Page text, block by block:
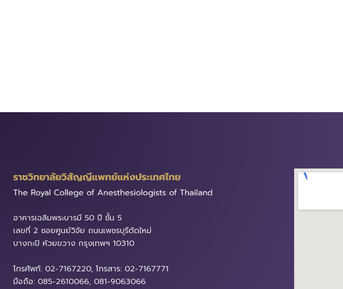
อาคารเฉลิมพระบารมี​ 50 ปี ชั้น 5
เลขที่ 2 ซอยศูนย์วิจัย ถนนเพชรบุรีตัดใหม่
บางกะปิ ห้วยขวาง ​กรุงเทพฯ 10310
โทรศัพท์: 02-7167220, โทรสาร: 02-7167771
มือถือ: 085-2610066, 081-9063066